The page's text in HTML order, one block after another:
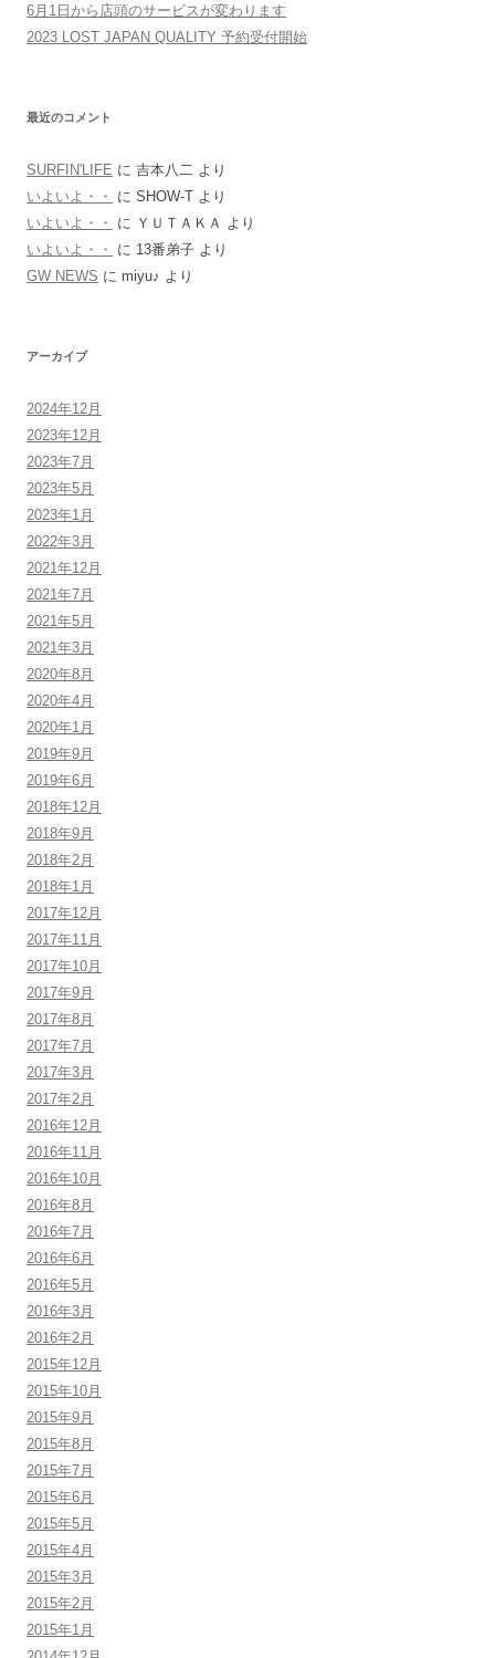
6月1日から店頭のサービスが変わります
2023 LOST JAPAN QUALITY 予約受付開始
最近のコメント
SURFIN'LIFE に 吉本八二 より
いよいよ・・
に SHOW-T より
いよいよ・・
に ＹＵＴＡＫＡ より
いよいよ・・
に 13番弟子 より
GW NEWS に miyu♪ より
アーカイブ
2024年12月
2023年12月
2023年7月
2023年5月
2023年1月
2022年3月
2021年12月
2021年7月
2021年5月
2021年3月
2020年8月
2020年4月
2020年1月
2019年9月
2019年6月
2018年12月
2018年9月
2018年2月
2018年1月
2017年12月
2017年11月
2017年10月
2017年9月
2017年8月
2017年7月
2017年3月
2017年2月
2016年12月
2016年11月
2016年10月
2016年8月
2016年7月
2016年6月
2016年5月
2016年3月
2016年2月
2015年12月
2015年10月
2015年9月
2015年8月
2015年7月
2015年6月
2015年5月
2015年4月
2015年3月
2015年2月
2015年1月